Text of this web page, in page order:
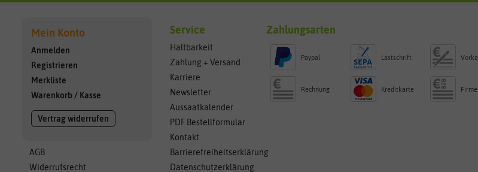
Mein Konto
Anmelden
Registrieren
Merkliste
Warenkorb / Kasse
Vertrag widerrufen
AGB
Widerrufsrecht
Service
Haltbarkeit
Zahlung + Versand
Karriere
Newsletter
Aussaatkalender
PDF Bestellformular
Kontakt
Barrierefreiheitserklärung
Datenschutzerklärung
Zahlungsarten
Paypal Lastschrift
Rechnung Kreditkarte